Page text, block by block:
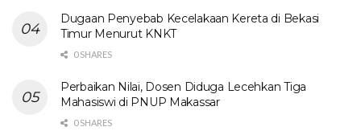
Dugaan Penyebab Kecelakaan Kereta di Bekasi
Timur Menurut KNKT
0 SHARES
Perbaikan Nilai, Dosen Diduga Lecehkan Tiga
Mahasiswi di PNUP Makassar
0 SHARES